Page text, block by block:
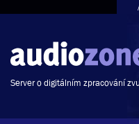
Server o digitálním zpracování